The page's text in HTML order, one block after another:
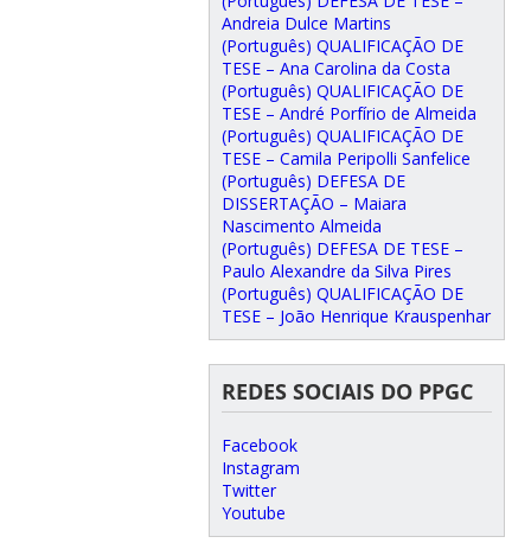
Andreia Dulce Martins
(Português) QUALIFICAÇÃO DE
TESE – Ana Carolina da Costa
(Português) QUALIFICAÇÃO DE
TESE – André Porfírio de Almeida
(Português) QUALIFICAÇÃO DE
TESE – Camila Peripolli Sanfelice
(Português) DEFESA DE
DISSERTAÇÃO – Maiara
Nascimento Almeida
(Português) DEFESA DE TESE –
Paulo Alexandre da Silva Pires
(Português) QUALIFICAÇÃO DE
TESE – João Henrique Krauspenhar
REDES SOCIAIS DO PPGC
Facebook
Instagram
Twitter
Youtube